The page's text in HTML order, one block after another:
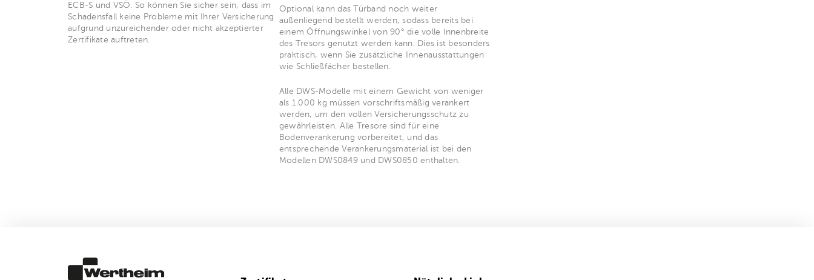
ECB-S und VSÖ. So können Sie sicher sein, dass im
Schadensfall keine Probleme mit Ihrer Versicherung
aufgrund unzureichender oder nicht akzeptierter
Zertifikate auftreten.
Optional kann das Türband noch weiter
außenliegend bestellt werden, sodass bereits bei
einem Öffnungswinkel von 90° die volle Innenbreite
des Tresors genutzt werden kann. Dies ist besonders
praktisch, wenn Sie zusätzliche Innenausstattungen
wie Schließfächer bestellen.
Alle DWS-Modelle mit einem Gewicht von weniger
als 1.000 kg müssen vorschriftsmäßig verankert
werden, um den vollen Versicherungsschutz zu
gewährleisten. Alle Tresore sind für eine
Bodenverankerung vorbereitet, und das
entsprechende Verankerungsmaterial ist bei den
Modellen DWS0849 und DWS0850 enthalten.